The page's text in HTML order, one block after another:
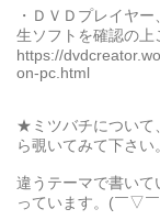
・ＤＶＤプレイヤ
生ソフトを確認の上
https://
on-pc.html
★ミツバチについて
ら覗いてみて下さ
違うテーマで書いて
っています。(￣▽